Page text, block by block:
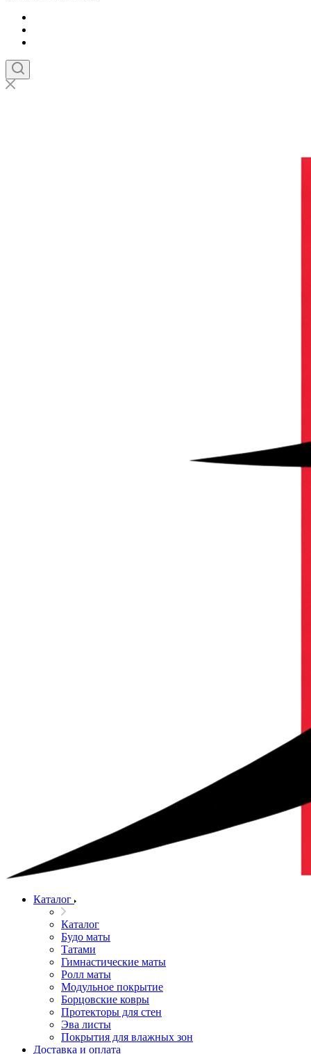
Каталог
Каталог
Будо маты
Татами
Гимнастические маты
Ролл маты
Модульное покрытие
Борцовские ковры
Протекторы для стен
Эва листы
Покрытия для влажных зон
Доставка и оплата